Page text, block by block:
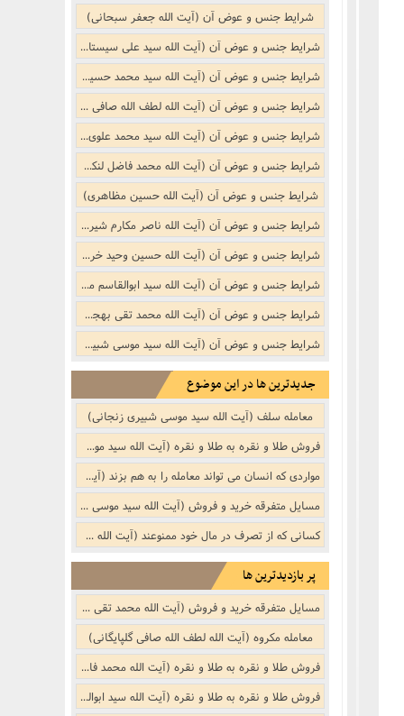
منکر
بوییدن عطر و گیاهان خوشبو با لذّت
شرایط جنس و عوض آن (آیت الله جعفر سبحانی)
شرایط جنس و عوض آن (آیت الله سید علی سیستانی)
شرایط جنس و عوض آن (آیت الله سید محمد حسینی شاهرودی)
شرایط جنس و عوض آن (آیت الله لطف الله صافی گلپایگانی)
شرایط جنس و عوض آن (آیت الله سید محمد علوی گرگانی)
شرایط جنس و عوض آن (آیت الله محمد فاضل لنکرانی (ره))
شرایط جنس و عوض آن (آیت الله حسین مظاهری)
شرایط جنس و عوض آن (آیت الله ناصر مکارم شیرازی)
شرایط جنس و عوض آن (آیت الله حسین وحید خراسانی)
شرایط جنس و عوض آن (آیت الله سید ابوالقاسم موسوی خویی (ره))
شرایط جنس و عوض آن (آیت الله محمد تقی بهجت (ره))
شرایط جنس و عوض آن (آیت الله سید موسی شبیری زنجانی)
جدیدترین ها در این موضوع
معامله سلف (آیت الله سید موسی شبیری زنجانی)
فروش طلا و نقره به طلا و نقره (آیت الله سید موسی شبیری زنجانی)
مواردی که انسان می تواند معامله را به هم بزند (آیت الله سید موسی شبیری زنجانی)
مسایل متفرقه خرید و فروش‌‌ (آیت الله سید موسی شبیری زنجانی)
کسانى که از تصرف در مال خود ممنوعند (آیت الله سید موسی شبیری زنجانی)
پر بازدیدترین ها
مسایل متفرقه خرید و فروش‌‌ (آیت الله محمد تقی بهجت (ره))
معامله مکروه (آیت الله لطف الله صافی گلپایگانی)
فروش طلا و نقره به طلا و نقره (آیت الله محمد فاضل لنکرانی (ره))
فروش طلا و نقره به طلا و نقره (آیت الله سید ابوالقاسم موسوی خویی (ره))